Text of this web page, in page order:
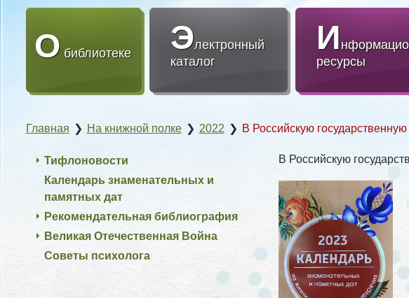
О библиотеке Электронный
каталог
И
ресурсы
Главная ❯ На книжной полке ❯ 2022 ❯ В Российскую
В Российскую
Тифлоновости
Календарь знаменательных и
памятных дат
Рекомендательная библиография
Великая Отечественная Война
Советы психолога